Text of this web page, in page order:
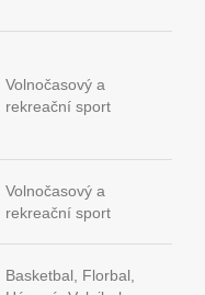
Volnočasový a
rekreační sport
Volnočasový a
rekreační sport
Basketbal, Florbal,